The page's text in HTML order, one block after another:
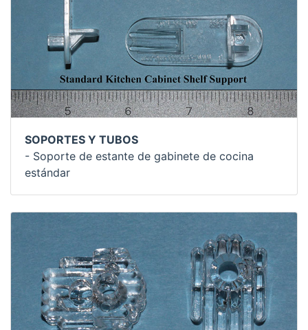
SOPORTES Y TUBOS
- Soporte de estante de gabinete de cocina
estándar